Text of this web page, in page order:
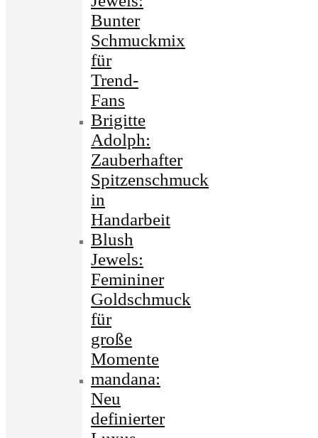
Bunter
Schmuckmix
für
Trend-
Fans
Brigitte
Adolph:
Zauberhafter
Spitzenschmuck
in
Handarbeit
Blush
Jewels:
Femininer
Goldschmuck
für
große
Momente
mandana:
Neu
definierter